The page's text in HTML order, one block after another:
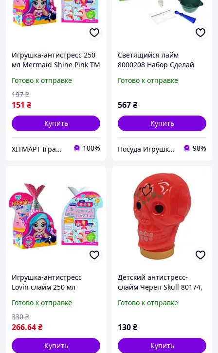
Игрушка-антистресс 250
мл Mermaid Shine Pink TM
Іграшки
Готово к отправке
151 ₴
197 ₴
Купить
ХІТМАРТ Іграшки 100%
Светящийся лайм
8000208 Набор Сделай
Готово к отправке
567₴
Купить
Посуда Игрушки Канцелярия Творчество Для Всей Семьи 98%
Игрушка-антистресс
Lovin слайм 250 мл
Готово к отправке
266.64₴
330 ₴
Купить
Детский антистресс-
слайм Череп Skull 80174,
Готово к отправке
130₴
Купить